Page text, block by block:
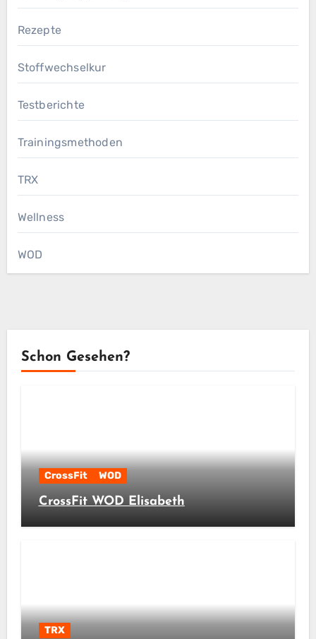
Rezepte
Stoffwechselkur
Testberichte
Trainingsmethoden
TRX
Wellness
WOD
Schon Gesehen?
CrossFit WOD
CrossFit WOD Elisabeth
TRX